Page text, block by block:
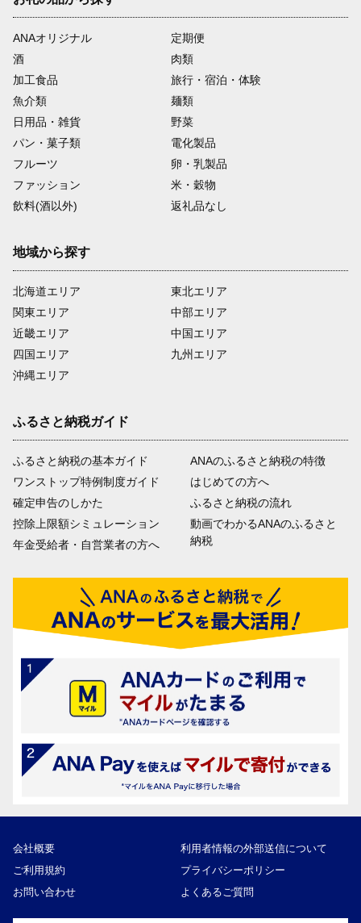
ANAオリジナル
定期便
酒
肉類
加工食品
旅行・宿泊・体験
魚介類
麺類
日用品・雑貨
野菜
パン・菓子類
電化製品
フルーツ
卵・乳製品
ファッション
米・穀物
飲料(酒以外)
返礼品なし
地域から探す
北海道エリア
関東エリア
近畿エリア
四国エリア
沖縄エリア
東北エリア
中部エリア
中国エリア
九州エリア
ふるさと納税ガイド
ふるさと納税の基本ガイド
ワンストップ特例制度ガイド
確定申告のしかた
控除上限額シミュレーション
年金受給者・自営業者の方へ
ANAのふるさと納税の特徴
はじめての方へ
ふるさと納税の流れ
動画でわかるANAのふるさと
納税
会社概要
利用者情報の外部送信について
ご利用規約
プライバシーポリシー
お問い合わせ
よくあるご質問